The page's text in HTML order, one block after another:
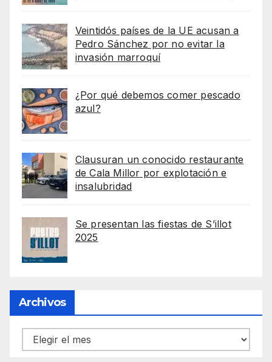
Veintidós países de la UE acusan a
Pedro Sánchez por no evitar la
invasión marroquí
¿Por qué debemos comer pescado
azul?
Clausuran un conocido restaurante
de Cala Millor por explotación e
insalubridad
Se presentan las fiestas de S’illot
2025
Archivos
Archivos